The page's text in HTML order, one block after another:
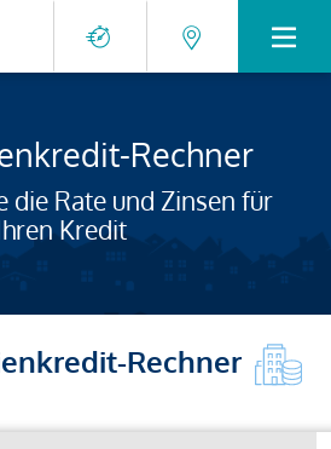
Rechner
die Rate und Zinsen für
Kredit
Rechner